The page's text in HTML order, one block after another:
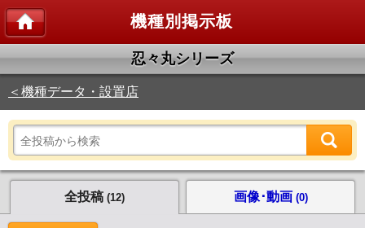
機種別掲示板
忍々丸シリーズ
＜機種データ・設置店
全投稿 (12) 画像･動画 (0)